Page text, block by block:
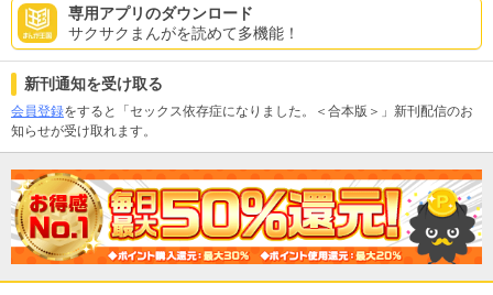
専用アプリのダウンロード
サクサクまんがを読めて多機能！
新刊通知を受け取る
会員登録をすると「セックス依存症になりました。＜合本版＞」新刊配信のお
知らせが受け取れます。